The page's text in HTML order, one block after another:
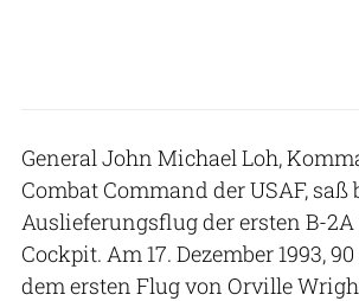
General John Michael Loh,
Combat Command der USAF, saß
Auslieferungsflug der ersten B-
Cockpit. Am 17. Dezember 1993,
dem ersten Flug von Orville